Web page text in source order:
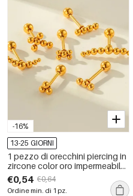
-16%
13-25 GIORNI
1 pezzo di orecchini piercing in
zircone color oro impermeabile
in acciaio inossidabile con
perline
€0,54 €0,64
Ordine min. di 1 pz.